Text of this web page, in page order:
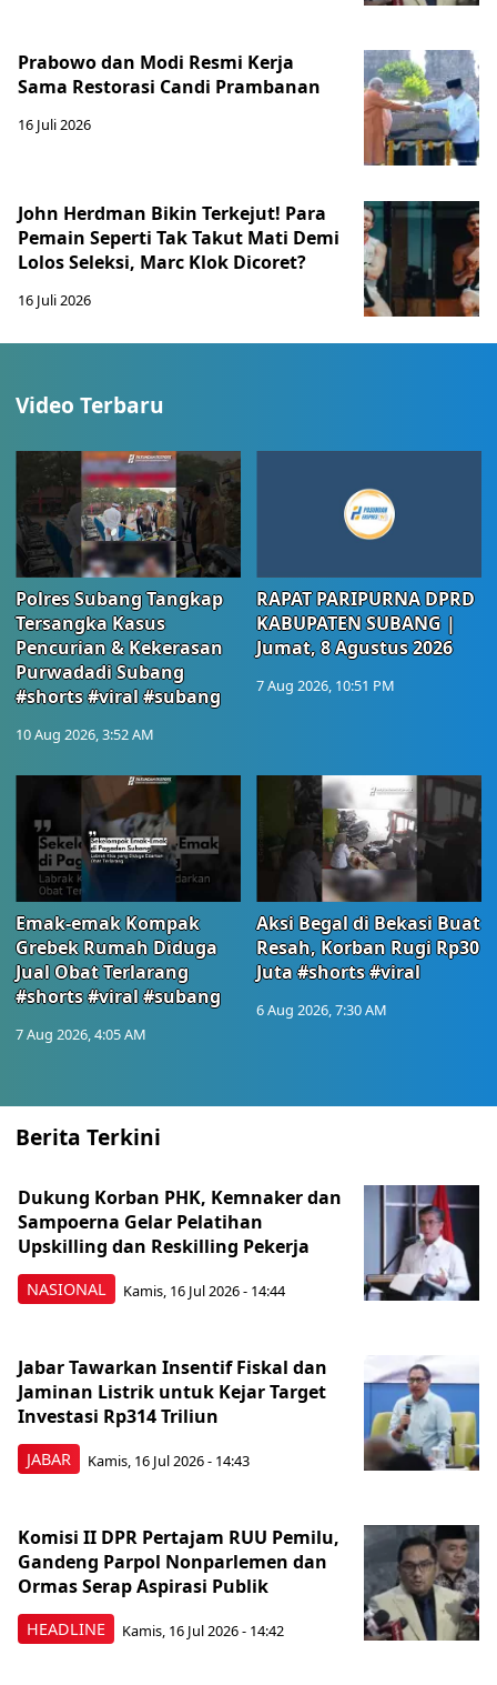
Prabowo dan Modi Resmi Kerja
Sama Restorasi Candi Prambanan
16 Juli 2026
John Herdman Bikin Terkejut! Para
Pemain Seperti Tak Takut Mati Demi
Lolos Seleksi, Marc Klok Dicoret?
16 Juli 2026
Video Terbaru
Polres Subang Tangkap
Tersangka Kasus
Pencurian & Kekerasan
Purwadadi Subang
#shorts #viral #subang
10 Aug 2026, 3:52 AM
RAPAT PARIPURNA DPRD
KABUPATEN SUBANG |
Jumat, 8 Agustus 2026
7 Aug 2026, 10:51 PM
Emak-emak Kompak
Grebek Rumah Diduga
Jual Obat Terlarang
#shorts #viral #subang
7 Aug 2026, 4:05 AM
Aksi Begal di Bekasi Buat
Resah, Korban Rugi Rp30
Juta #shorts #viral
6 Aug 2026, 7:30 AM
Berita Terkini
NASIONAL
Dukung Korban PHK, Kemnaker dan
Sampoerna Gelar Pelatihan
Upskilling dan Reskilling Pekerja
Kamis, 16 Jul 2026 - 14:44
JABAR
Jabar Tawarkan Insentif Fiskal dan
Jaminan Listrik untuk Kejar Target
Investasi Rp314 Triliun
Kamis, 16 Jul 2026 - 14:43
HEADLINE
Komisi II DPR Pertajam RUU Pemilu,
Gandeng Parpol Nonparlemen dan
Ormas Serap Aspirasi Publik
Kamis, 16 Jul 2026 - 14:42